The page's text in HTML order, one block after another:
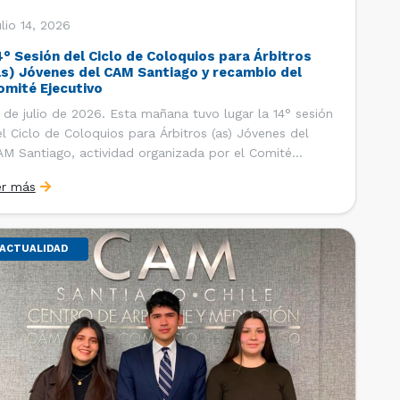
14, 2026
Sesión del Ciclo de Coloquios para Árbitros
Jóvenes del CAM Santiago y recambio del
Ejecutivo
de julio de 2026. Esta mañana tuvo lugar la 14° sesión
Ciclo de Coloquios para Árbitros (as) Jóvenes del
Santiago, actividad organizada por el Comité
y Relaciones Internacionales del Centro, con la
de que los integrantes […]
más
ACTUALIDAD